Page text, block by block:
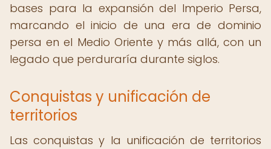
bases para la expansión del Imperio Persa,
marcando el inicio de una era de dominio
persa en el Medio Oriente y más allá, con un
legado que perduraría durante siglos.
Conquistas y unificación de
territorios
Las conquistas y la unificación de territorios